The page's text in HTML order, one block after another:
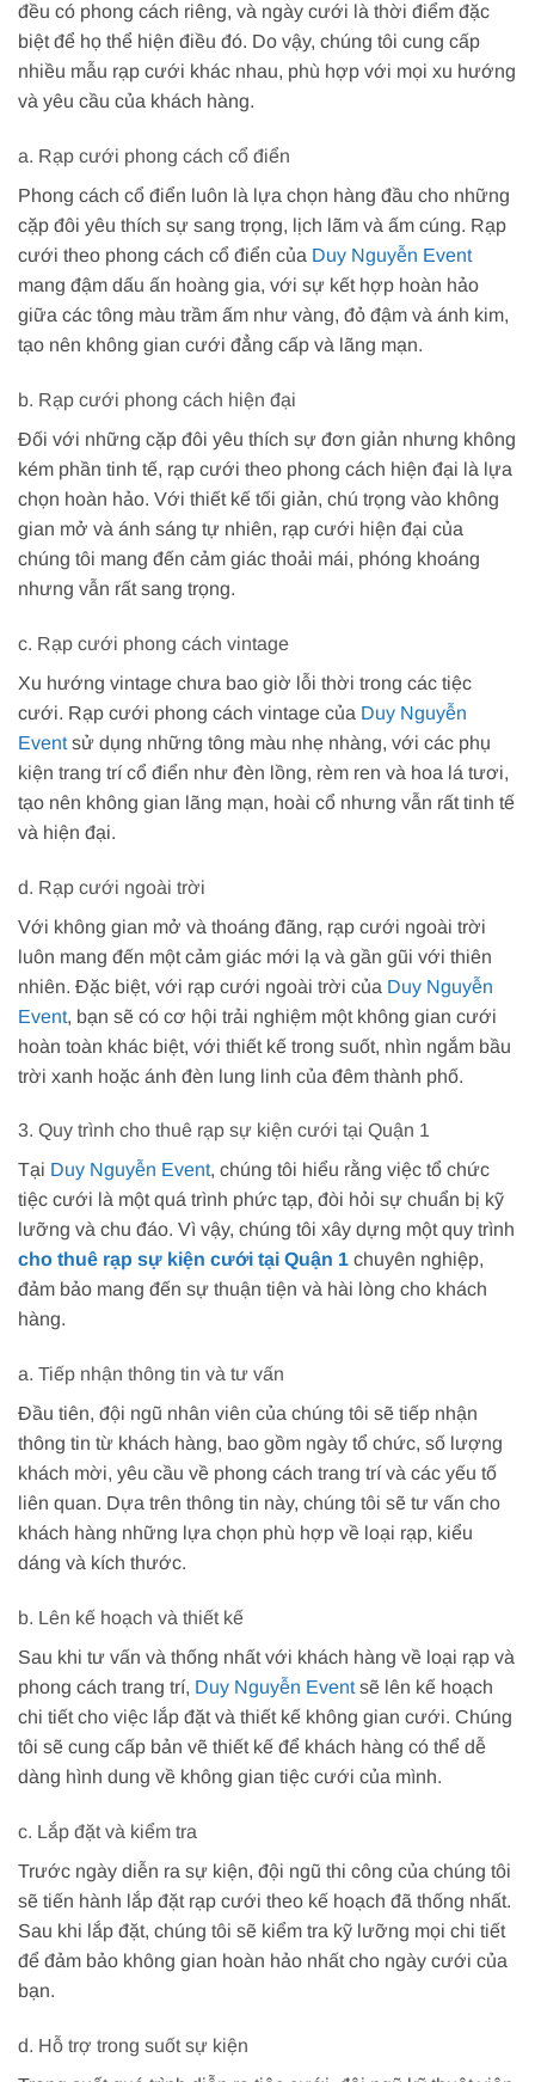
đều có phong cách riêng, và ngày cưới là thời điểm đặc
biệt để họ thể hiện điều đó. Do vậy, chúng tôi cung cấp
nhiều mẫu rạp cưới khác nhau, phù hợp với mọi xu hướng
và yêu cầu của khách hàng.
a. Rạp cưới phong cách cổ điển
Phong cách cổ điển luôn là lựa chọn hàng đầu cho những
cặp đôi yêu thích sự sang trọng, lịch lãm và ấm cúng. Rạp
cưới theo phong cách cổ điển của Duy Nguyễn Event
mang đậm dấu ấn hoàng gia, với sự kết hợp hoàn hảo
giữa các tông màu trầm ấm như vàng, đỏ đậm và ánh kim,
tạo nên không gian cưới đẳng cấp và lãng mạn.
b. Rạp cưới phong cách hiện đại
Đối với những cặp đôi yêu thích sự đơn giản nhưng không
kém phần tinh tế, rạp cưới theo phong cách hiện đại là lựa
chọn hoàn hảo. Với thiết kế tối giản, chú trọng vào không
gian mở và ánh sáng tự nhiên, rạp cưới hiện đại của
chúng tôi mang đến cảm giác thoải mái, phóng khoáng
nhưng vẫn rất sang trọng.
c. Rạp cưới phong cách vintage
Xu hướng vintage chưa bao giờ lỗi thời trong các tiệc
cưới. Rạp cưới phong cách vintage của Duy Nguyễn
Eventsử dụng những tông màu nhẹ nhàng, với các phụ
kiện trang trí cổ điển như đèn lồng, rèm ren và hoa lá tươi,
tạo nên không gian lãng mạn, hoài cổ nhưng vẫn rất tinh tế
và hiện đại.
d. Rạp cưới ngoài trời
Với không gian mở và thoáng đãng, rạp cưới ngoài trời
luôn mang đến một cảm giác mới lạ và gần gũi với thiên
nhiên. Đặc biệt, với rạp cưới ngoài trời của Duy Nguyễn
Event, bạn sẽ có cơ hội trải nghiệm một không gian cưới
hoàn toàn khác biệt, với thiết kế trong suốt, nhìn ngắm bầu
trời xanh hoặc ánh đèn lung linh của đêm thành phố.
3. Quy trình cho thuê rạp sự kiện cưới tại Quận 1
Tại Duy Nguyễn Event, chúng tôi hiểu rằng việc tổ chức
tiệc cưới là một quá trình phức tạp, đòi hỏi sự chuẩn bị kỹ
lưỡng và chu đáo. Vì vậy, chúng tôi xây dựng một quy trình
cho thuê rạp sự kiện cưới tại Quận 1 chuyên nghiệp,
đảm bảo mang đến sự thuận tiện và hài lòng cho khách
hàng.
a. Tiếp nhận thông tin và tư vấn
Đầu tiên, đội ngũ nhân viên của chúng tôi sẽ tiếp nhận
thông tin từ khách hàng, bao gồm ngày tổ chức, số lượng
khách mời, yêu cầu về phong cách trang trí và các yếu tố
liên quan. Dựa trên thông tin này, chúng tôi sẽ tư vấn cho
khách hàng những lựa chọn phù hợp về loại rạp, kiểu
dáng và kích thước.
b. Lên kế hoạch và thiết kế
Sau khi tư vấn và thống nhất với khách hàng về loại rạp và
phong cách trang trí, Duy Nguyễn Eventsẽ lên kế hoạch
chi tiết cho việc lắp đặt và thiết kế không gian cưới. Chúng
tôi sẽ cung cấp bản vẽ thiết kế để khách hàng có thể dễ
dàng hình dung về không gian tiệc cưới của mình.
c. Lắp đặt và kiểm tra
Trước ngày diễn ra sự kiện, đội ngũ thi công của chúng tôi
sẽ tiến hành lắp đặt rạp cưới theo kế hoạch đã thống nhất.
Sau khi lắp đặt, chúng tôi sẽ kiểm tra kỹ lưỡng mọi chi tiết
để đảm bảo không gian hoàn hảo nhất cho ngày cưới của
bạn.
d. Hỗ trợ trong suốt sự kiện